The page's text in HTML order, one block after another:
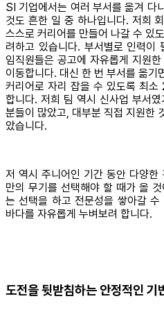
SI 기업에서는 여러 부서를 옮겨 다
것도 흔한 일 중 하나입니다. 저희
스스로 커리어를 만들어 나갈 수 있
려하고 있습니다. 부서별로 인력이
임직원들은 공고에 자유롭게 지원
이동합니다. 대신 한 번 부서를 옮기
커리어로 자리 잡을 수 있도록 최소
합니다. 저희 팀 역시 신사업 부서
분들이 많았고, 대부분 직접 지원한
았습니다.
저 역시 주니어인 기간 동안 다양한
만의 무기를 선택해야 할 때가 올
는 선택을 하고 전문성을 쌓아갈 수
바다를 자유롭게 누벼보려 합니다.
도전을 뒷받침하는 안정적인 기